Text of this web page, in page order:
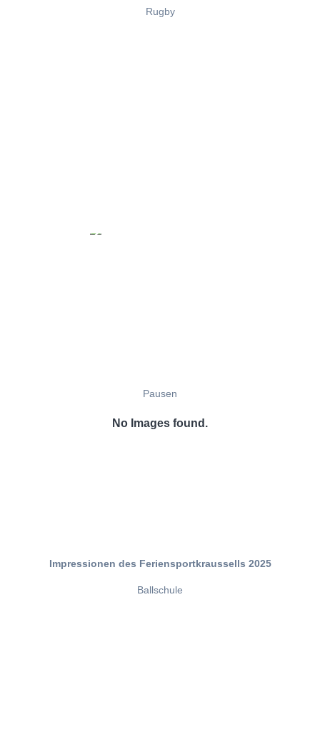
Rugby
Pausen
No Images found.
Impressionen des Feriensportkraussells 2025
Ballschule